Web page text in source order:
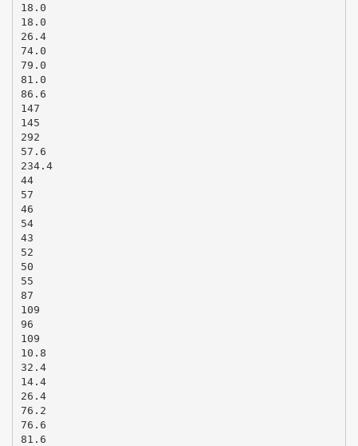
18.0
18.0
26.4
74.0
79.0
81.0
86.6
147
145
292
57.6
234.4
44
57
46
54
43
52
50
55
87
109
96
109
10.8
32.4
14.4
26.4
76.2
76.6
81.6